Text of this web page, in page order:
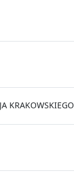
KRAKOWSKIEGO